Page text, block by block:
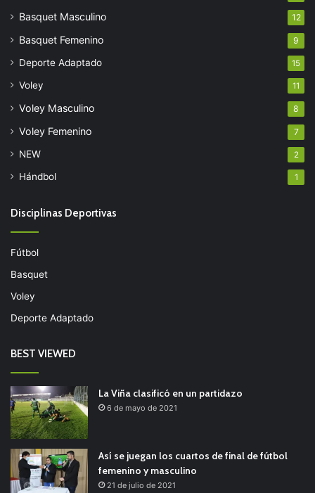
Basquet Masculino 12
Basquet Femenino 9
Deporte Adaptado 15
Voley 11
Voley Masculino 8
Voley Femenino 7
NEW 2
Hándbol 1
Disciplinas Deportivas
Fútbol
Basquet
Voley
Deporte Adaptado
BEST VIEWED
La Viña clasificó en un partidazo
6 de mayo de 2021
Así se juegan los cuartos de final de fútbol
femenino y masculino
21 de julio de 2021